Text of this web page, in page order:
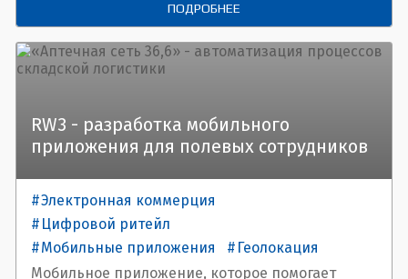
ПОДРОБНЕЕ
RW3 - разработка мобильного
приложения для полевых сотрудников
Электронная коммерция
Цифровой ритейл
Мобильные приложения
Геолокация
Мобильное приложение, которое помогает